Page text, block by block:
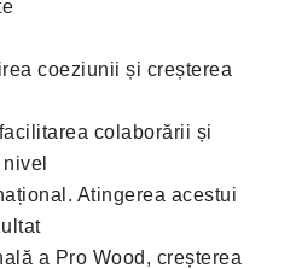
coeziunii și creșterea
colaborării și
Atingerea acestui
a Pro Wood, creșterea